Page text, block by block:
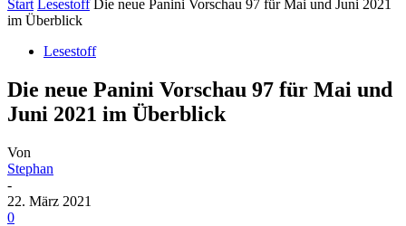
Start Lesestoff Die neue Panini Vorschau 97 für Mai und Juni 2021
im Überblick
Lesestoff
Die neue Panini Vorschau 97 für Mai und
Juni 2021 im Überblick
Von
Stephan
-
22. März 2021
0